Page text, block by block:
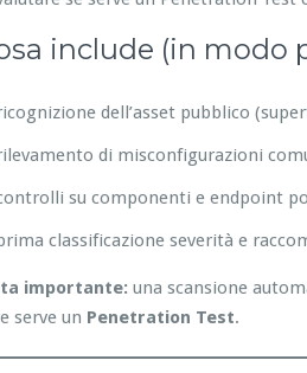
include (in modo
dell’asset pubblico
di misconfigurazioni
su componenti e endpoint
classificazione severità e
importante: una scansione
serve un Penetration Test.